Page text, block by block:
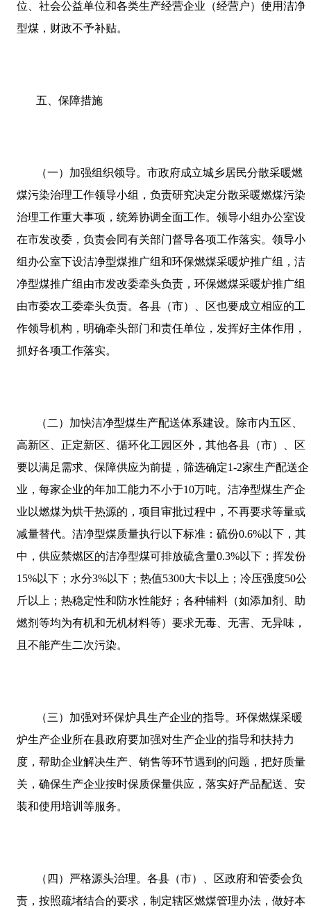
位、社会公益单位和各类生产经营企业（经营户）使用洁净
型煤，财政不予补贴。
五、保障措施
（一）加强组织领导。市政府成立城乡居民分散采暖燃
煤污染治理工作领导小组，负责研究决定分散采暖燃煤污染
治理工作重大事项，统筹协调全面工作。领导小组办公室设
在市发改委，负责会同有关部门督导各项工作落实。领导小
组办公室下设洁净型煤推广组和环保燃煤采暖炉推广组，洁
净型煤推广组由市发改委牵头负责，环保燃煤采暖炉推广组
由市委农工委牵头负责。各县（市）、区也要成立相应的工
作领导机构，明确牵头部门和责任单位，发挥好主体作用，
抓好各项工作落实。
（二）加快洁净型煤生产配送体系建设。除市内五区、
高新区、正定新区、循环化工园区外，其他各县（市）、区
要以满足需求、保障供应为前提，筛选确定1-2家生产配送企
业，每家企业的年加工能力不小于10万吨。洁净型煤生产企
业以燃煤为烘干热源的，项目审批过程中，不再要求等量或
减量替代。洁净型煤质量执行以下标准：硫份0.6%以下，其
中，供应禁燃区的洁净型煤可排放硫含量0.3%以下；挥发份
15%以下；水分3%以下；热值5300大卡以上；冷压强度50公
斤以上；热稳定性和防水性能好；各种辅料（如添加剂、助
燃剂等均为有机和无机材料等）要求无毒、无害、无异味，
且不能产生二次污染。
（三）加强对环保炉具生产企业的指导。环保燃煤采暖
炉生产企业所在县政府要加强对生产企业的指导和扶持力
度，帮助企业解决生产、销售等环节遇到的问题，把好质量
关，确保生产企业按时保质保量供应，落实好产品配送、安
装和使用培训等服务。
（四）严格源头治理。各县（市）、区政府和管委会负
责，按照疏堵结合的要求，制定辖区燃煤管理办法，做好本